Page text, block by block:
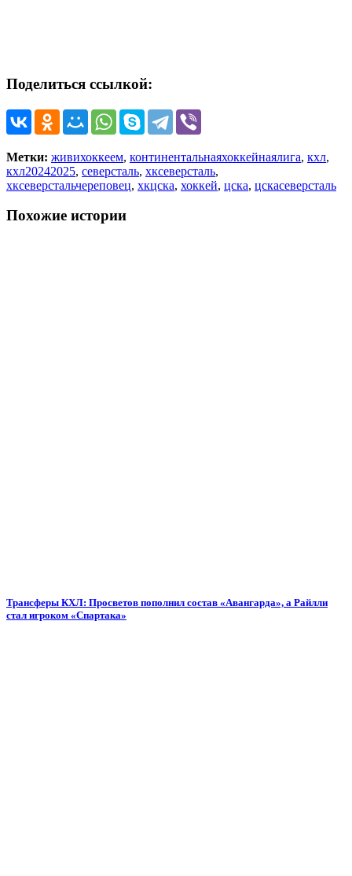
Поделиться ссылкой:
Метки: живихоккеем, континентальнаяхоккейнаялига, кхл,
кхл20242025, северсталь, хксеверсталь,
хксеверстальчереповец, хкцска, хоккей, цска, цскасеверсталь
Похожие истории
Трансферы КХЛ: Просветов пополнил состав «Авангарда», а Райлли
стал игроком «Спартака»